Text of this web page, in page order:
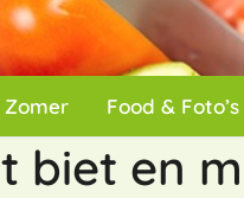
Zomer Food & Foto’s
biet en